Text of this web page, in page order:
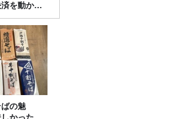
を動かす
の魅